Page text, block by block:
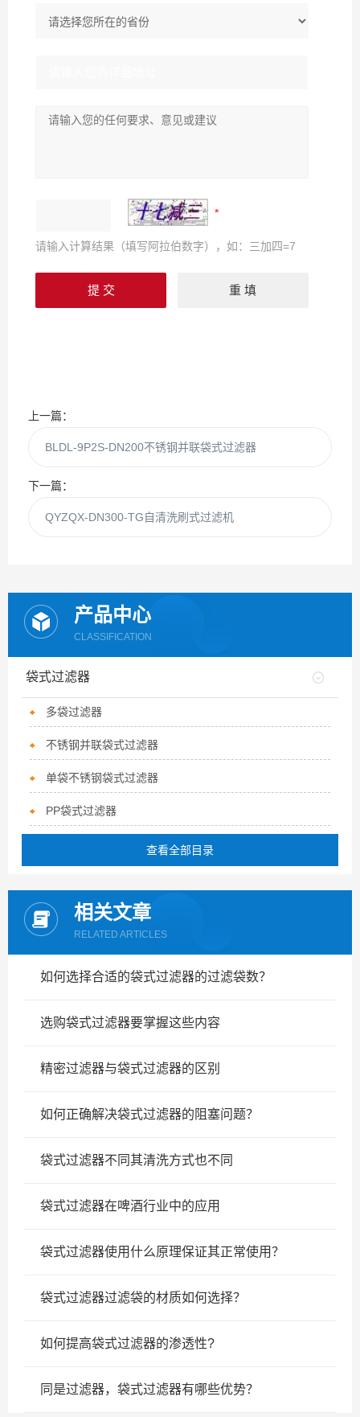
请输入计算结果（填写阿拉伯数字），如：三加四=7
上一篇：
BLDL-9P2S-DN200不锈钢并联袋式过滤器
下一篇：
QYZQX-DN300-TG自清洗刷式过滤机
产品中心
CLASSIFICATION
袋式过滤器
多袋过滤器
不锈钢并联袋式过滤器
单袋不锈钢袋式过滤器
PP袋式过滤器
查看全部目录
相关文章
RELATED ARTICLES
如何选择合适的袋式过滤器的过滤袋数？
选购袋式过滤器要掌握这些内容
精密过滤器与袋式过滤器的区别
如何正确解决袋式过滤器的阻塞问题？
袋式过滤器不同其清洗方式也不同
袋式过滤器在啤酒行业中的应用
袋式过滤器使用什么原理保证其正常使用？
袋式过滤器过滤袋的材质如何选择？
如何提高袋式过滤器的渗透性?
同是过滤器，袋式过滤器有哪些优势？